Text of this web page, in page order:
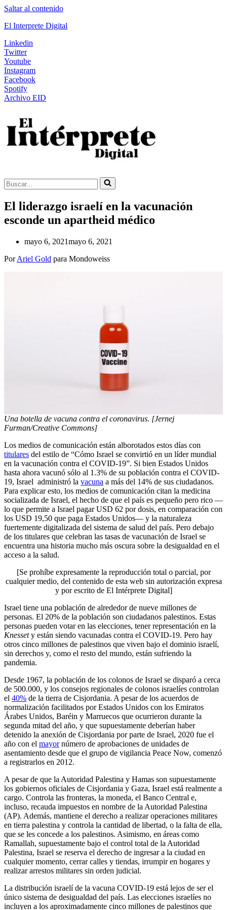
Saltar al contenido
El Interprete Digital
Linkedin
Twitter
Youtube
Instagram
Facebook
Spotify
Archivo EID
Buscar...
El liderazgo israelí en la vacunación
esconde un apartheid médico
mayo 6, 2021mayo 6, 2021
PorAriel Gold para Mondoweiss
Una botella de vacuna contra el coronavirus. [Jernej
Furman/Creative Commons]
Los medios de comunicación están alborotados estos días con
titulares del estilo de “Cómo Israel se convirtió en un líder mundial
en la vacunación contra el COVID-19”. Si bien Estados Unidos
hasta ahora vacunó sólo al 1.3% de su población contra el COVID-
19, Israel administró la vacuna a más del 14% de sus ciudadanos.
Para explicar esto, los medios de comunicación citan la medicina
socializada de Israel, el hecho de que el país es pequeño pero rico —
lo que permite a Israel pagar USD 62 por dosis, en comparación con
los USD 19,50 que paga Estados Unidos— y la naturaleza
fuertemente digitalizada del sistema de salud del país. Pero debajo
de los titulares que celebran las tasas de vacunación de Israel se
encuentra una historia mucho más oscura sobre la desigualdad en el
acceso a la salud.
[Se prohíbe expresamente la reproducción total o parcial, por
cualquier medio, del contenido de esta web sin autorización expresa
y por escrito de El Intérprete Digital]
Israel tiene una población de alrededor de nueve millones de
personas. El 20% de la población son ciudadanos palestinos. Estas
personas pueden votar en las elecciones, tener representación en la
Knessety están siendo vacunadas contra el COVID-19. Pero hay
otros cinco millones de palestinos que viven bajo el dominio israelí,
sin derechos y, como el resto del mundo, están sufriendo la
pandemia.
Desde 1967, la población de los colonos de Israel se disparó a cerca
de 500.000, y los consejos regionales de colonos israelíes controlan
el 40% de la tierra de Cisjordania. A pesar de los acuerdos de
normalización facilitados por Estados Unidos con los Emiratos
Árabes Unidos, Baréin y Marruecos que ocurrieron durante la
segunda mitad del año, y que supuestamente deberían haber
detenido la anexión de Cisjordania por parte de Israel, 2020 fue el
año con el mayornúmero de aprobaciones de unidades de
asentamiento desde que el grupo de vigilancia Peace Now, comenzó
a registrarlos en 2012.
A pesar de que la Autoridad Palestina y Hamas son supuestamente
los gobiernos oficiales de Cisjordania y Gaza, Israel está realmente a
cargo. Controla las fronteras, la moneda, el Banco Central e,
incluso, recauda impuestos en nombre de la Autoridad Palestina
(AP). Además, mantiene el derecho a realizar operaciones militares
en tierra palestina y controla la cantidad de libertad, o la falta de ella,
que se les concede a los palestinos. Asimismo, en áreas como
Ramallah, supuestamente bajo el control total de la Autoridad
Palestina, Israel se reserva el derecho de ingresar a la ciudad en
cualquier momento, cerrar calles y tiendas, irrumpir en hogares y
realizar arrestos militares sin orden judicial.
La distribución israelí de la vacuna COVID-19 está lejos de ser el
único sistema de desigualdad del país. Las elecciones israelíes no
incluyen a los aproximadamente cinco millones de palestinos que